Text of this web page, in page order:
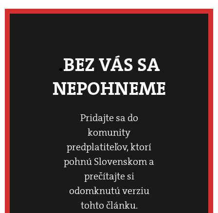
BEZ VÁS SA
NEPOHNEME
Pridajte sa do
komunity
predplatiteľov, ktorí
pohnú Slovenskom a
prečítajte si
odomknutú verziu
tohto článku.